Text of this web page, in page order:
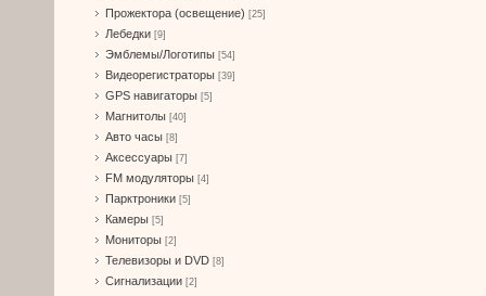
Прожектора (освещение) [25]
Лебедки [9]
Эмблемы/Логотипы [54]
Видеорегистраторы [39]
GPS навигаторы [5]
Магнитолы [40]
Авто часы [8]
Аксессуары [7]
FM модуляторы [4]
Парктроники [5]
Камеры [5]
Мониторы [2]
Телевизоры и DVD [8]
Сигнализации [2]